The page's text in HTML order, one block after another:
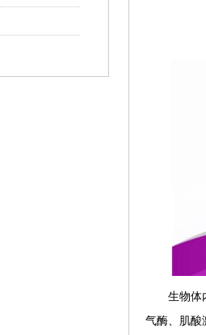
生物体
气酶、肌酸